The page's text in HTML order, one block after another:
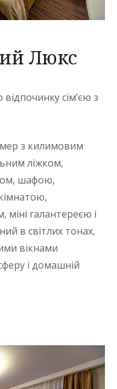
Люкс
сім’єю з
з килимовим
ліжком,
шафою,
галантереєю і
в світлих тонах,
вікнами
і домашній